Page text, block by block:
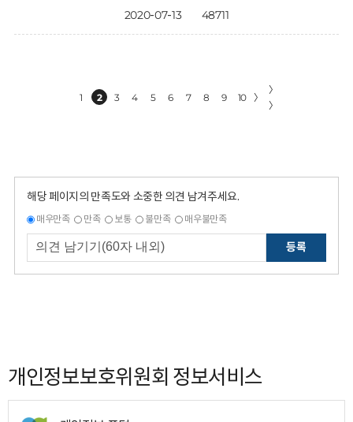
2020-07-13 48711
1 2 3 4 5 6 7 8 9 10 〉
〉
〉
해당 페이지의 만족도와 소중한 의견 남겨주세요.
매우만족 만족 보통 불만족 매우불만족
등록
개인정보보호위원회 정보서비스